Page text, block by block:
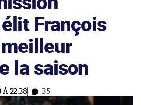
François
la saison
À 22:38 35